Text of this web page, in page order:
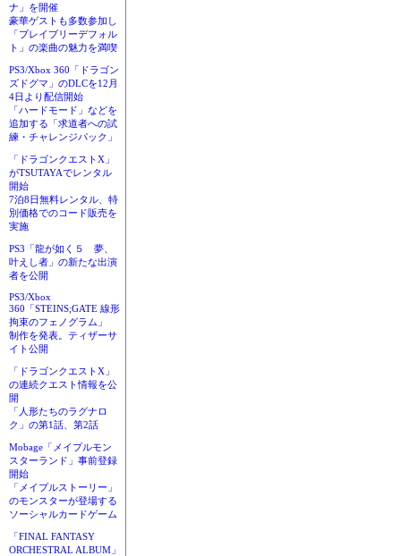
ナ」を開催
豪華ゲストも多数参加し
「ブレイブリーデフォル
ト」の楽曲の魅力を満喫
PS3/Xbox 360「ドラゴン
ズドグマ」のDLCを12月
4日より配信開始
「ハードモード」などを
追加する「求道者への試
練・チャレンジパック」
「ドラゴンクエストX」
がTSUTAYAでレンタル
開始
7泊8日無料レンタル、特
別価格でのコード販売を
実施
PS3「龍が如く５ 夢、
叶えし者」の新たな出演
者を公開
PS3/Xbox
360「STEINS;GATE 線形
拘束のフェノグラム」
制作を発表。ティザーサ
イト公開
「ドラゴンクエストX」
の連続クエスト情報を公
開
「人形たちのラグナロ
ク」の第1話、第2話
Mobage「メイプルモン
スターランド」事前登録
開始
「メイプルストーリー」
のモンスターが登場する
ソーシャルカードゲーム
「FINAL FANTASY
ORCHESTRAL ALBUM」